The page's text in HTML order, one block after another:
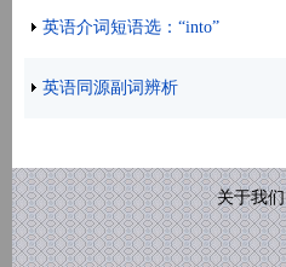
英语介词短语选：“into”
英语同源副词辨析
关于我们